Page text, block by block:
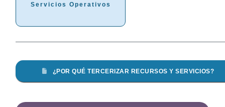
Servicios Operativos
¿POR QUÉ TERCERIZAR RECURSOS Y SERVICIOS?